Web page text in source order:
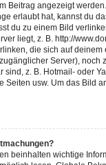
Beitrag angezeigt
erlaubt hat, kannst du
du zu einem Bild
liegt, z. B. http://
die sich auf
Server), noch
sind, z. B. Hotmail- oder
Seiten usw. Um das Bild
beinhalten wichtige